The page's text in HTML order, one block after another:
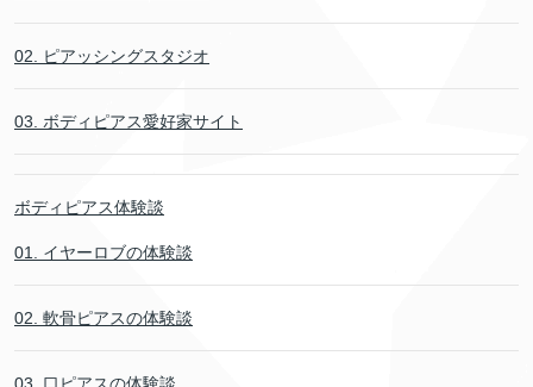
02. ピアッシングスタジオ
03. ボディピアス愛好家サイト
ボディピアス体験談
01. イヤーロブの体験談
02. 軟骨ピアスの体験談